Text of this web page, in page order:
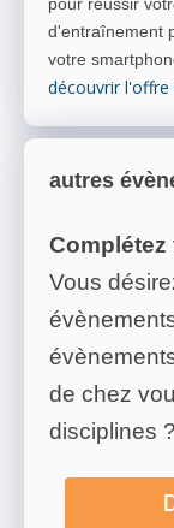
pour réussir
d'entraînement
votre
découvrir l'offre
autres
Vous
de chez
disciplines ?